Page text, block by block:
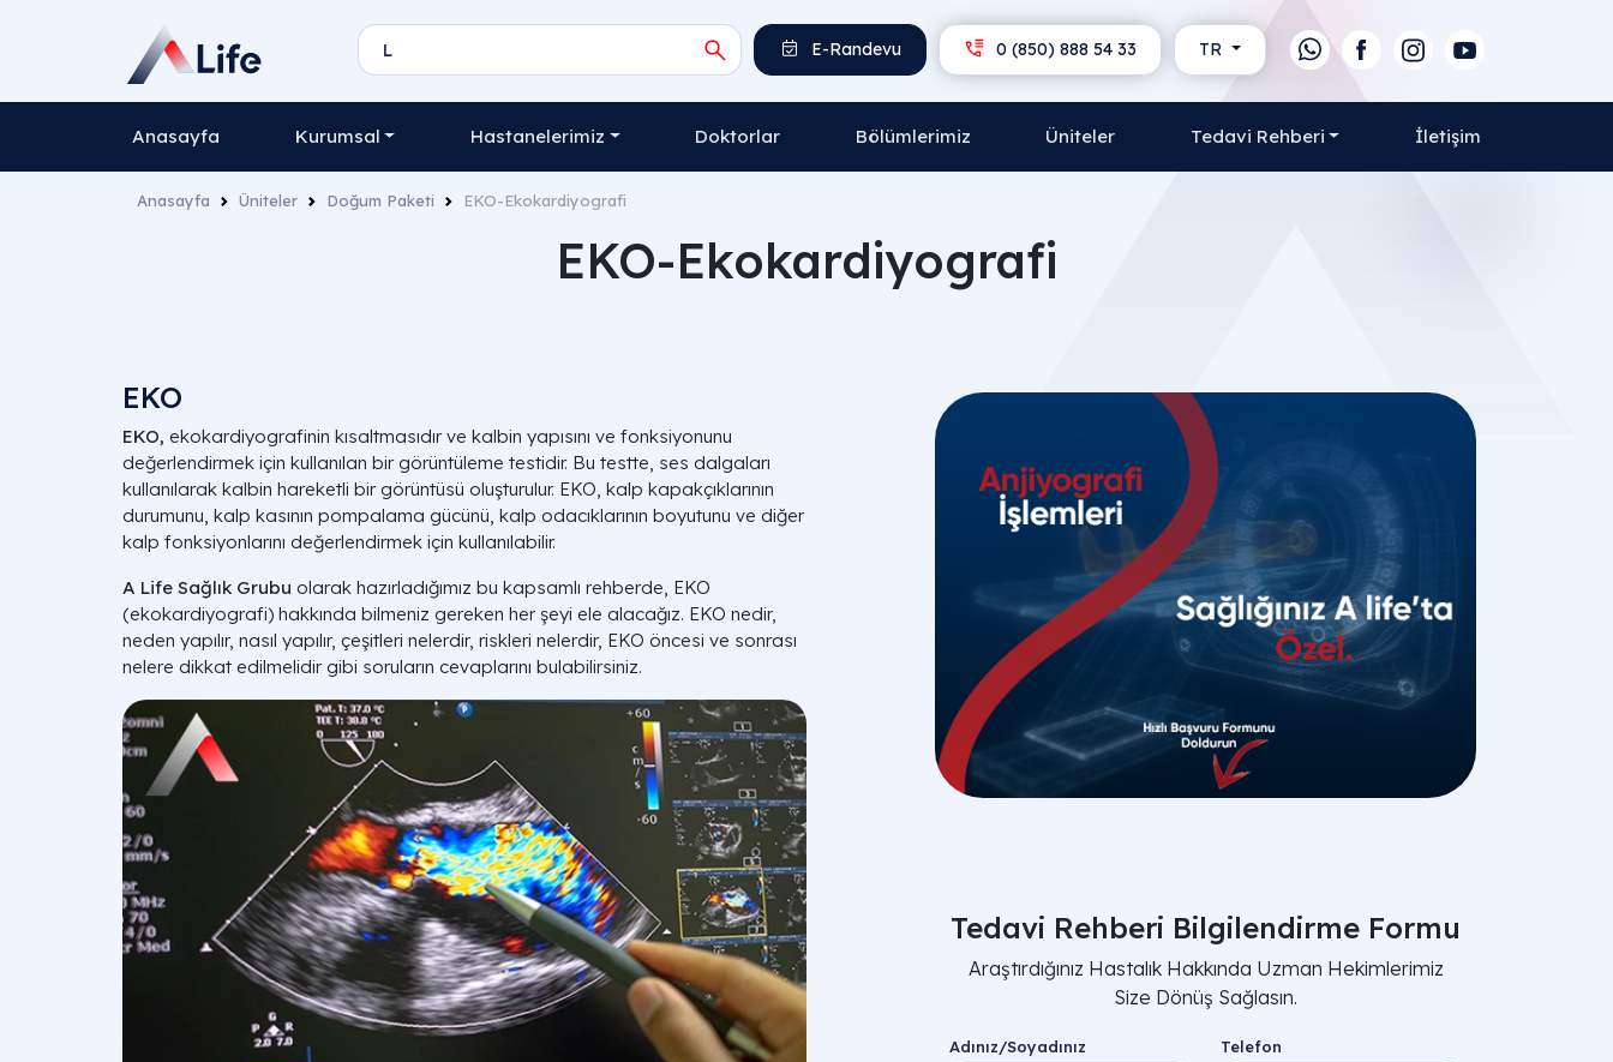
TR
0 (850) 888 54 33
E-Randevu
Anasayfa Kurumsal Hastanelerimiz Doktorlar Bölümlerimiz Üniteler Tedavi Rehberi İletişim
Anasayfa Üniteler Doğum Paketi EKO-Ekokardiyografi
EKO-Ekokardiyografi
EKO
EKO, ekokardiyografinin kısaltmasıdır ve kalbin yapısını ve fonksiyonunu
değerlendirmek için kullanılan bir görüntüleme testidir. Bu testte, ses dalgaları
kullanılarak kalbin hareketli bir görüntüsü oluşturulur. EKO, kalp kapakçıklarının
durumunu, kalp kasının pompalama gücünü, kalp odacıklarının boyutunu ve diğer
kalp fonksiyonlarını değerlendirmek için kullanılabilir.
A Life Sağlık Grubu olarak hazırladığımız bu kapsamlı rehberde, EKO
(ekokardiyografi) hakkında bilmeniz gereken her şeyi ele alacağız. EKO nedir,
neden yapılır, nasıl yapılır, çeşitleri nelerdir, riskleri nelerdir, EKO öncesi ve sonrası
nelere dikkat edilmelidir gibi soruların cevaplarını bulabilirsiniz.
Tedavi Rehberi Bilgilendirme Formu
Araştırdığınız Hastalık Hakkında Uzman Hekimlerimiz
Size Dönüş Sağlasın.
Adınız/Soyadınız Telefon